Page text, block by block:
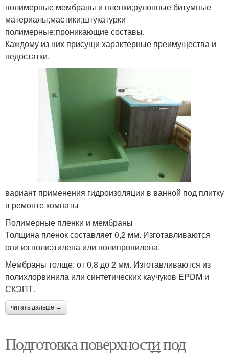
полимерные мембраны и пленки;рулонные битумные
материалы;мастики;штукатурки
полимерные;проникающие составы.
Каждому из них присущи характерные преимущества и
недостатки.
вариант применения гидроизоляции в ванной под плитку
в ремонте комнаты
Полимерные пленки и мембраны
Толщина пленок составляет 0,2 мм. Изготавливаются
они из полиэтилена или полипропилена.
Мембраны толще: от 0,8 до 2 мм. Изготавливаются из
полихлорвинила или синтетических каучуков EPDM и
СКЭПТ.
читать дальше →
Подготовка поверхности под